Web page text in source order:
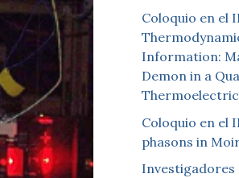
Coloquio en el
Information:
Demon in a
Thermoelectric
Coloquio en el
phasons in
Investigadores